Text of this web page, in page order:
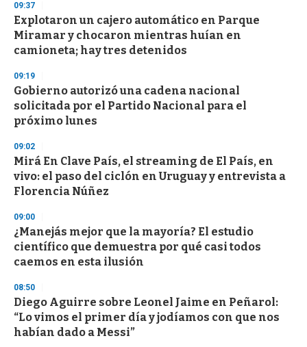
d
s
o
f
3
s
e
c
o
n
d
09:37
Explotaron un cajero automático en Parque
Miramar y chocaron mientras huían en
camioneta; hay tres detenidos
09:19
Gobierno autorizó una cadena nacional
solicitada por el Partido Nacional para el
próximo lunes
09:02
Mirá En Clave País, el streaming de El País, en
vivo: el paso del ciclón en Uruguay y entrevista a
Florencia Núñez
09:00
¿Manejás mejor que la mayoría? El estudio
científico que demuestra por qué casi todos
caemos en esta ilusión
08:50
Diego Aguirre sobre Leonel Jaime en Peñarol:
“Lo vimos el primer día y jodíamos con que nos
habían dado a Messi”